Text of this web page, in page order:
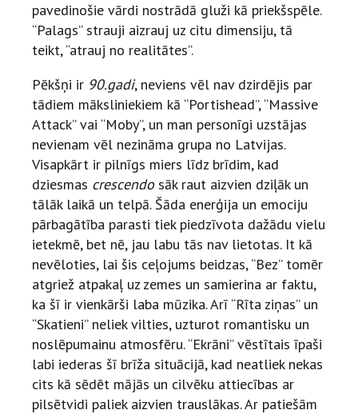
pavedinošie vārdi nostrādā gluži kā priekšspēle.
“Palags” strauji aizrauj uz citu dimensiju, tā
teikt, “atrauj no realitātes”.
Pēkšņi ir 90.gadi, neviens vēl nav dzirdējis par
tādiem māksliniekiem kā “Portishead”, “Massive
Attack” vai “Moby”, un man personīgi uzstājas
nevienam vēl nezināma grupa no Latvijas.
Visapkārt ir pilnīgs miers līdz brīdim, kad
dziesmas crescendosāk raut aizvien dziļāk un
tālāk laikā un telpā. Šāda enerģija un emociju
pārbagātība parasti tiek piedzīvota dažādu vielu
ietekmē, bet nē, jau labu tās nav lietotas. It kā
nevēloties, lai šis ceļojums beidzas, “Bez” tomēr
atgriež atpakaļ uz zemes un samierina ar faktu,
ka šī ir vienkārši laba mūzika. Arī “Rīta ziņas” un
“Skatieni” neliek vilties, uzturot romantisku un
noslēpumainu atmosfēru. “Ekrāni” vēstītais īpaši
labi iederas šī brīža situācijā, kad neatliek nekas
cits kā sēdēt mājās un cilvēku attiecības ar
pilsētvidi paliek aizvien trauslākas. Ar patiešām